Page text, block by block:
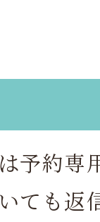
予約専
ても返